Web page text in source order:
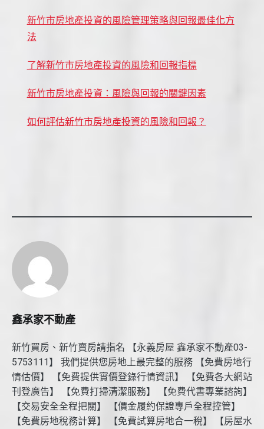
新竹市房地產投資的風險管理策略與回報最佳化方
法
了解新竹市房地產投資的風險和回報指標
新竹市房地產投資：風險與回報的關鍵因素
如何評估新竹市房地產投資的風險和回報？
鑫承家不動產
新竹買房、新竹賣房請指名 【永義房屋 鑫承家不動產03-
5753111】 我們提供您房地上最完整的服務 【免費房地行
情估價】 【免費提供實價登錄行情資訊】 【免費各大網站
刊登廣告】 【免費打掃清潔服務】 【免費代書專業諮詢】
【交易安全全程把關】 【價金履約保證專戶全程控管】
【免費房地稅務計算】 【免費試算房地合一稅】 【房屋水